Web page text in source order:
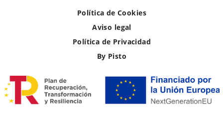
Política de Cookies
Aviso legal
Política de Privacidad
By Pisto